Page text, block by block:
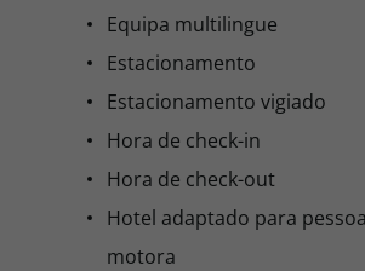
Equipa multilingue
Estacionamento
Estacionamento vigiado
Hora de check-in
Hora de check-out
Hotel adaptado para
motora